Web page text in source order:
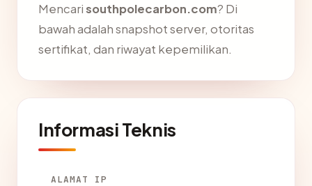
Mencarisouthpolecarbon.com? Di
bawah adalah snapshot server, otoritas
sertifikat, dan riwayat kepemilikan.
Informasi Teknis
ALAMAT IP